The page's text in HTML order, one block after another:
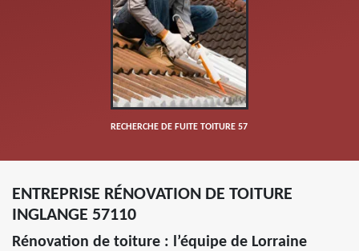
RECHERCHE DE FUITE TOITURE 57
ENTREPRISE RÉNOVATION DE TOITURE
INGLANGE 57110
Rénovation de toiture : l’équipe de Lorraine